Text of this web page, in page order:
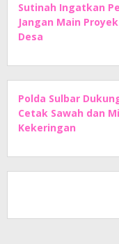
Sutinah Ingatkan
Jangan Main
Desa
Polda Sulbar
Cetak Sawah dan
Kekeringan